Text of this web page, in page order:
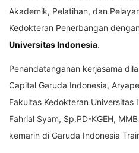
Akademik, Pelatihan, dan
Kedokteran Penerbangan
Universitas Indonesia.
Penandatanganan kerjasama
Capital Garuda Indonesia,
Fakultas Kedokteran Universitas
Fahrial Syam, Sp.PD-KGEH,
kemarin di Garuda Indonesia